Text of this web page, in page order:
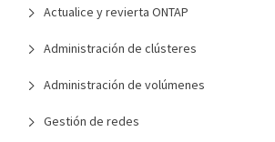
Actualice y revierta ONTAP
Administración de clústeres
Administración de volúmenes
Gestión de redes